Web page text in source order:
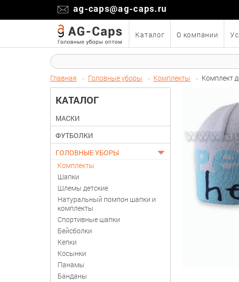
ag-caps@ag-caps.ru
Каталог О компании
Главная Головные уборы Комплекты Комплект
КАТАЛОГ
МАСКИ
ФУТБОЛКИ
ГОЛОВНЫЕ УБОРЫ
Комплекты
Шапки
Шлемы детские
Натуральный помпон шапки и
комплекты
Спортивные шапки
Бейсболки
Кепки
Косынки
Панамы
Банданы